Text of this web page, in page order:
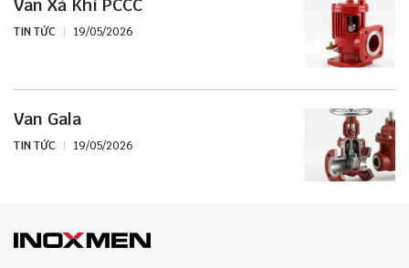
Van Xả Khí PCCC
TIN TỨC 19/05/2026
Van Gala
TIN TỨC 19/05/2026